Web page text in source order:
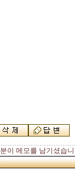
분이 메모를 남기셨습